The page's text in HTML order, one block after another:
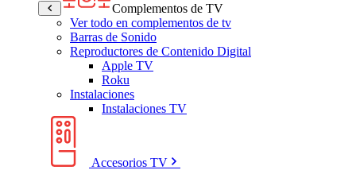
Complementos de TV
Ver todo en complementos de tv
Barras de Sonido
Reproductores de Contenido Digital
Apple TV
Roku
Instalaciones
Instalaciones TV
Accesorios TV